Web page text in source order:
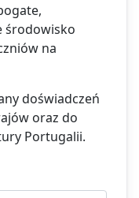
środowisko
na
doświadczeń
oraz do
Portugalii.